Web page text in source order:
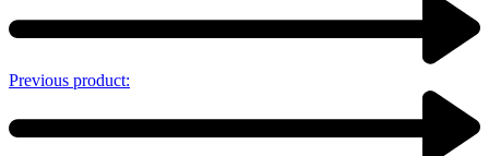
Previous product: